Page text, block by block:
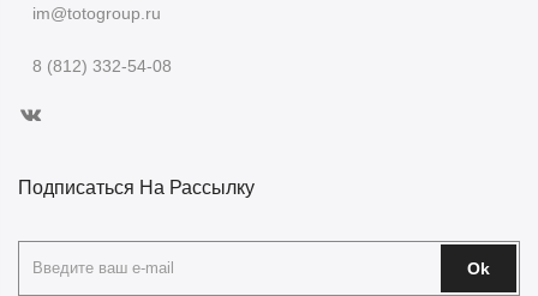
im@totogroup.ru
8 (812) 332-54-08
Подписаться На Рассылку
Ok